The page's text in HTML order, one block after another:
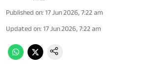
Published on: 17 Jun 2026, 7:22 am
Updated on: 17 Jun 2026, 7:22 am